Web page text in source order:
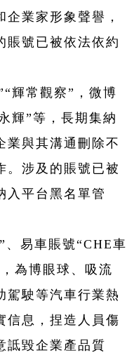
業家形象聲譽，
賬號已被依法依約
輝常觀察”，微博
輝”等，長期集納
業與其溝通刪除不
。涉及的賬號已被
入平台黑名單管
、易車賬號“CHE車
為博眼球、吸流
駕駛等汽車行業熱
信息，捏造人員傷
詆毀企業產品質